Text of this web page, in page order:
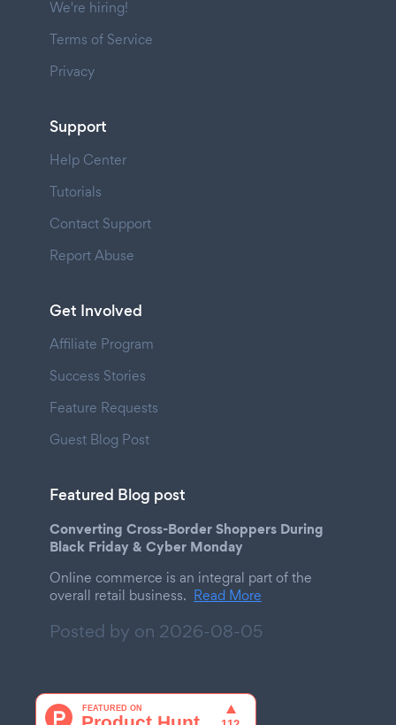
We're hiring!
Terms of Service
Privacy
Support
Help Center
Tutorials
Contact Support
Report Abuse
Get Involved
Affiliate Program
Success Stories
Feature Requests
Guest Blog Post
Featured Blog post
Converting Cross-Border Shoppers During
Black Friday & Cyber Monday
Online commerce is an integral part of the
overall retail business. Read More
Posted by on 2026-08-05